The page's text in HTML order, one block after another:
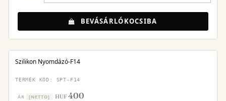
BEVÁSÁRLÓKOCSIBA
Szilikon Nyomdázó-F14
TERMÉK KÓD: SPT-F14
ÁR [NETTO] HUF400